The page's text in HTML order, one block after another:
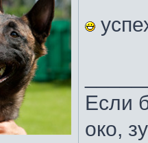
Если
око,